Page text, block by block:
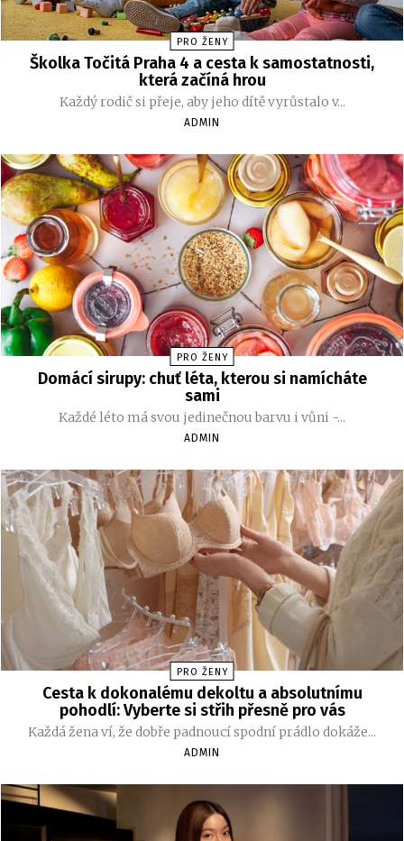
PRO ŽENY
Školka Točitá Praha 4 a cesta k samostatnosti,
která začíná hrou
Každý rodič si přeje, aby jeho dítě vyrůstalo v...
ADMIN
PRO ŽENY
Domácí sirupy: chuť léta, kterou si namícháte
sami
Každé léto má svou jedinečnou barvu i vůni -...
ADMIN
PRO ŽENY
Cesta k dokonalému dekoltu a absolutnímu
pohodlí: Vyberte si střih přesně pro vás
Každá žena ví, že dobře padnoucí spodní prádlo dokáže...
ADMIN